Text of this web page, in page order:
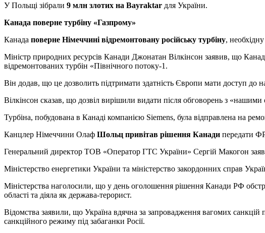
У Польщі зібрали 9 млн злотих на Bayraktar для України.
Канада поверне турбіну «Газпрому»
Канада поверне Німеччині відремонтовану російську турбіну,
Міністр природних ресурсів Канади Джонатан Вілкінсон заявив, що
відремонтованих турбін «Північного потоку-1.
Він додав, що це дозволить підтримати здатність Європи мати доступ до
Вілкінсон сказав, що дозвіл вирішили видати після обговорень з
Турбіна, побудована в Канаді компанією Siemens, була відправлена ​​на
Канцлер Німеччини Олаф Шольц привітав рішення Канади передати
Генеральний директор ТОВ «Оператор ГТС України» Сергій Макогон
Міністерство енергетики України та міністерство закордонних справ
Міністерства наголосили, що у день оголошення рішення Канади РФ
області та діяла як держава-терорист.
Відомства заявили, що Україна вдячна за запровадження вагомих
санкційного режиму під забаганки Росії.